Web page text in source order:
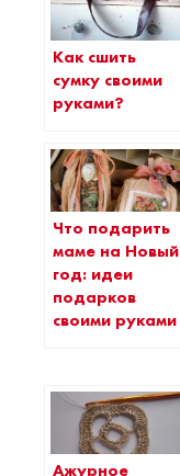
Как сшить
сумку своими
руками?
Что подарить
маме на Новый
год: идеи
подарков
своими руками
Ажурное